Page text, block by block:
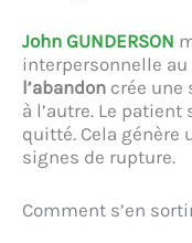
John GUNDERSON
interpersonnelle au
l’abandon crée une
à l’autre. Le patient
quitté. Cela génère
signes de rupture.
Comment s’en